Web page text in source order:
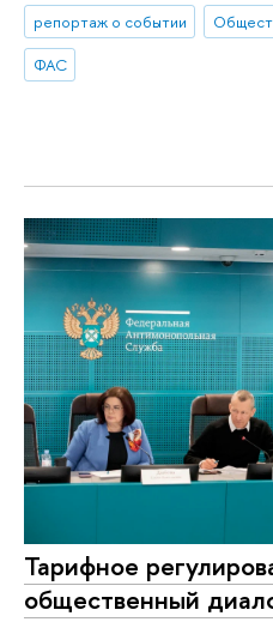
репортаж о событии
ФАС
Тарифное
общественный